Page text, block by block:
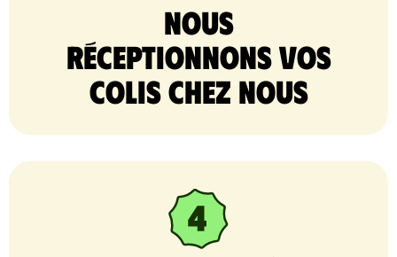
nous
réceptionnons vos
colis chez nous